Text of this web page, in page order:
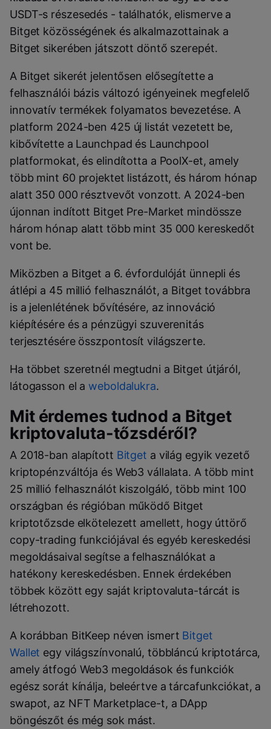
USDT-s részesedés - találhatók, elismerve a
Bitget közösségének és alkalmazottainak a
Bitget sikerében játszott döntő szerepét.
A Bitget sikerét jelentősen elősegítette a
felhasználói bázis változó igényeinek megfelelő
innovatív termékek folyamatos bevezetése. A
platform 2024-ben 425 új listát vezetett be,
kibővítette a Launchpad és Launchpool
platformokat, és elindította a PoolX-et, amely
több mint 60 projektet listázott, és három hónap
alatt 350 000 résztvevőt vonzott. A 2024-ben
újonnan indított Bitget Pre-Market mindössze
három hónap alatt több mint 35 000 kereskedőt
vont be.
Miközben a Bitget a 6. évfordulóját ünnepli és
átlépi a 45 millió felhasználót, a Bitget továbbra
is a jelenlétének bővítésére, az innováció
kiépítésére és a pénzügyi szuverenitás
terjesztésére összpontosít világszerte.
Ha többet szeretnél megtudni a Bitget útjáról,
látogasson el aweboldalukra.
Mit érdemes tudnod a Bitget
kriptovaluta-tőzsdéről?
A 2018-ban alapított Bitget a világ egyik vezető
kriptopénzváltója és Web3 vállalata. A több mint
25 millió felhasználót kiszolgáló, több mint 100
országban és régióban működő Bitget
kriptotőzsde elkötelezett amellett, hogy úttörő
copy-trading funkciójával és egyéb kereskedési
megoldásaival segítse a felhasználókat a
hatékony kereskedésben. Ennek érdekében
többek között egy saját kriptovaluta-tárcát is
létrehozott.
A korábban BitKeep néven ismert Bitget
Wallet egy világszínvonalú, többláncú kriptotárca,
amely átfogó Web3 megoldások és funkciók
egész sorát kínálja, beleértve a tárcafunkciókat, a
swapot, az NFT Marketplace-t, a DApp
böngészőt és még sok mást.